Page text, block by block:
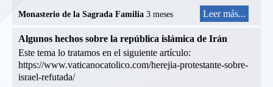
Monasterio de la Sagrada Familia 3 meses Leer más...
Algunos hechos sobre la república islámica de Irán
Este tema lo tratamos en el siguiente artículo:
https://www.vaticanocatolico.com/herejia-protestante-sobre-
israel-refutada/